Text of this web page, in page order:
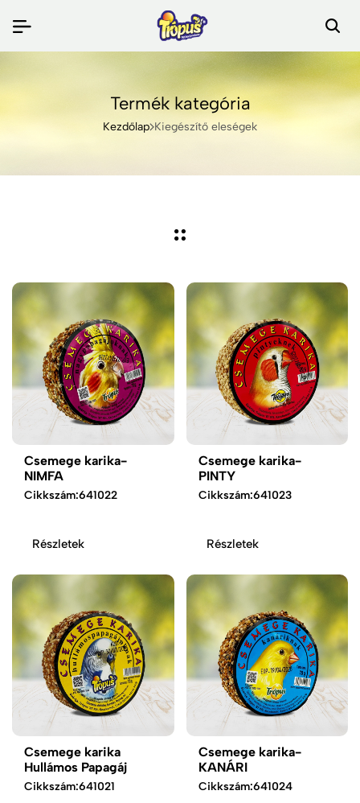
Termék kategória
Kezdőlap Kiegészítő eleségek
Csemege karika-
NIMFA
Cikkszám:641022
Részletek
Csemege karika-
PINTY
Cikkszám:641023
Részletek
Csemege karika
Hullámos Papagáj
Cikkszám:641021
Csemege karika-
KANÁRI
Cikkszám:641024